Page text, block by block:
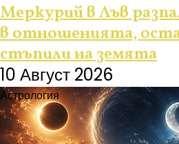
Меркурий в Лъв
в отношенията,
стъпили на земята
10 Август 2026
Астрология